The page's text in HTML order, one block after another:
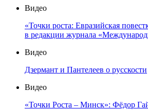
Видео
«Точки роста: Евразийская
в редакции журнала
Видео
Дзермант и Пантелеев о русскости
Видео
«Точки Роста – Минск»: Фёдор